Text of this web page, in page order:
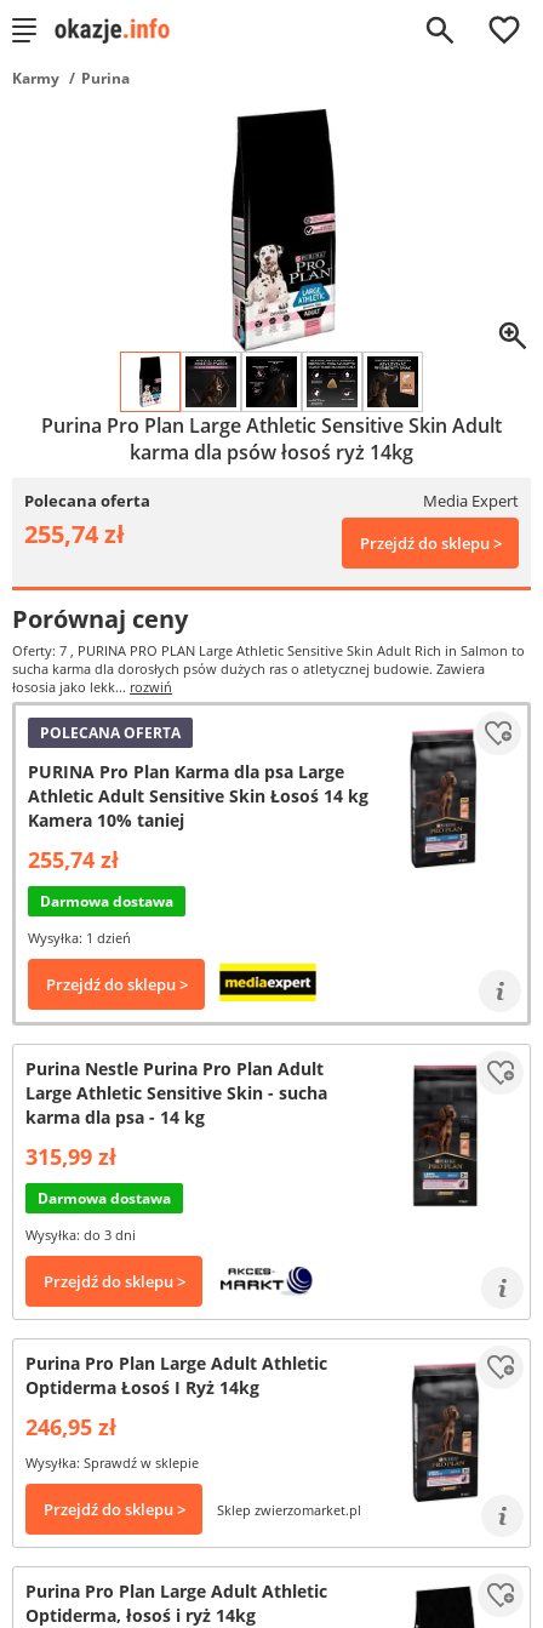
0
Karmy Purina
Purina Pro Plan Large Athletic Sensitive Skin Adult
karma dla psów łosoś ryż 14kg
Polecana oferta Media Expert
255,74 zł Przejdź do sklepu >
Porównaj ceny
Oferty: 7 , PURINA PRO PLAN Large Athletic Sensitive Skin Adult Rich in Salmon to
sucha karma dla dorosłych psów dużych ras o atletycznej budowie. Zawiera
łososia jako lekk... rozwiń
POLECANA OFERTA
PURINA Pro Plan Karma dla psa Large
Athletic Adult Sensitive Skin Łosoś 14 kg
Kamera 10% taniej
255,74 zł
Darmowa dostawa
Wysyłka: 1 dzień
Przejdź do sklepu >
Purina Nestle Purina Pro Plan Adult
Large Athletic Sensitive Skin - sucha
karma dla psa - 14 kg
315,99 zł
Darmowa dostawa
Wysyłka: do 3 dni
Przejdź do sklepu >
Purina Pro Plan Large Adult Athletic
Optiderma Łosoś I Ryż 14kg
246,95 zł
Wysyłka: Sprawdź w sklepie
Przejdź do sklepu > Sklep zwierzomarket.pl
Purina Pro Plan Large Adult Athletic
Optiderma, łosoś i ryż 14kg